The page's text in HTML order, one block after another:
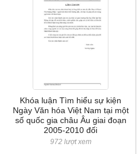
Khóa luận Tìm hiểu sự kiện
Ngày Văn hóa Việt Nam tại một
số quốc gia châu Âu giai đoạn
2005-2010 đối
972 lượt xem